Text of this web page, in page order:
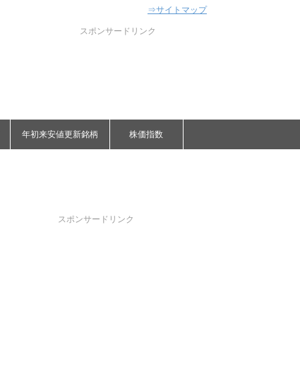
スポンサードリンク
年初来安値更新銘柄 株価指数
スポンサードリンク
⇒サイトマップ